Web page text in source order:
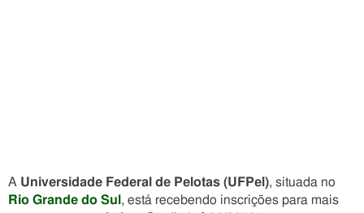
A Universidade Federal de Pelotas (UFPel), situada no
Rio Grande do Sul , está recebendo inscrições para mais